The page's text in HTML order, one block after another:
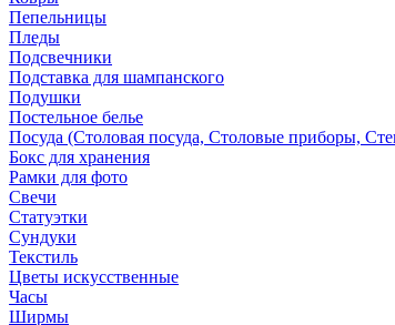
Пепельницы
Пледы
Подсвечники
Подставка для шампанского
Подушки
Постельное белье
Посуда (Столовая посуда, Столовые приборы,
Бокс для хранения
Рамки для фото
Свечи
Статуэтки
Сундуки
Текстиль
Цветы искусственные
Часы
Ширмы